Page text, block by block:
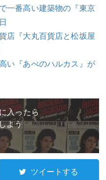
一番高い建築物の『東京
店『大丸百貨店と松坂屋
い『あべのハルカス』が
入ったら
よう
ツイートする